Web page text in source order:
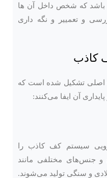
باشد که شخص داخل آن ها
و تعمییر و نگه داری
کاذب
تشکیل شده است که
آن ایفا می‌کنند:
سیستم کف کاذب را
و جنس‌های مختلفی مانند
و سنگی تولید می‌شوند.